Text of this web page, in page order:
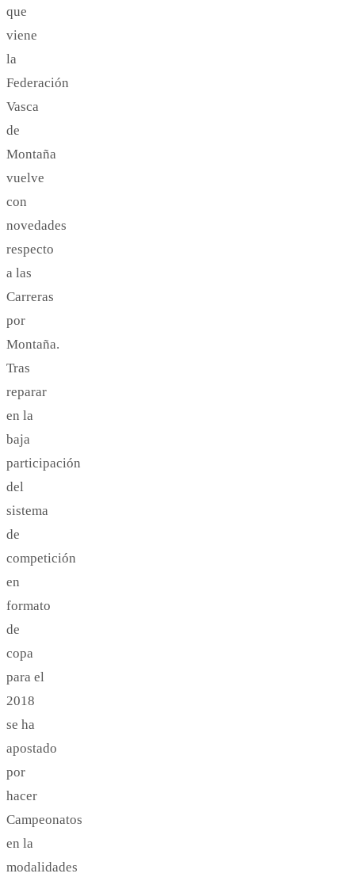
que
viene
la
Federación
Vasca
de
Montaña
vuelve
con
novedades
respecto
a las
Carreras
por
Montaña.
Tras
reparar
en la
baja
participación
del
sistema
de
competición
en
formato
de
copa
para el
2018
se ha
apostado
por
hacer
Campeonatos
en la
modalidades